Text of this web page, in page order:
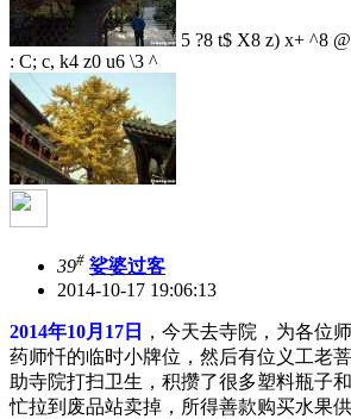
5 ?8 t$ X8 z) x+ ^8
: C; c, k4 z0 u6 \3 ^
39# 娑婆过客
2014-10-17 19:06:13
2014年10月17日
，今天去寺院，为各位
药师忏的临时小牌位，然后有位义工老
助寺院打扫卫生，积攒了很多塑料瓶子
忙拉到废品站卖掉，所得善款购买水果